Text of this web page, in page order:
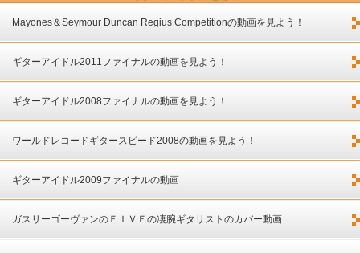
Mayones＆Seymour Duncan Regius Competitionの動画を見よう！
ギターアイドル2011ファイナルの動画を見よう！
ギターアイドル2008ファイナルの動画を見よう！
ワールドレコードギタースピード2008の動画を見よう！
ギターアイドル2009ファイナルの動画
ガスリーゴーヴァンのＦＩＶＥの凄腕ギタリストのカバー動画